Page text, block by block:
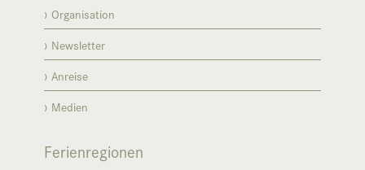
Organisation
Newsletter
Anreise
Medien
Ferienregionen